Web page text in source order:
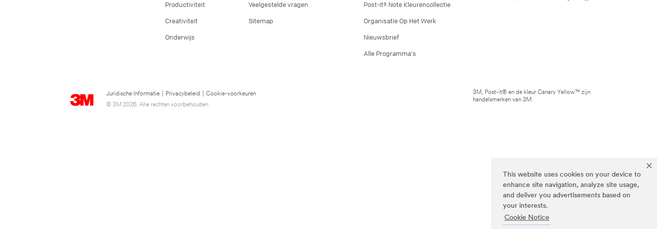
This website uses cookies on your device to
enhance site navigation, analyze site usage,
and deliver you advertisements based on
your interests.
Cookie Notice
Productiviteit
Creativiteit
Onderwijs
Veelgestelde vragen
Sitemap
Post-it® Note Kleurencollectie
Organisatie Op Het Werk
Nieuwsbrief
Alle Programma's
Juridische Informatie Privacybeleid
Cookie-voorkeuren
© 3M 2026. Alle rechten voorbehouden.
3M, Post-it® en de kleur Canary Yellow™ zijn
handelsmerken van 3M.